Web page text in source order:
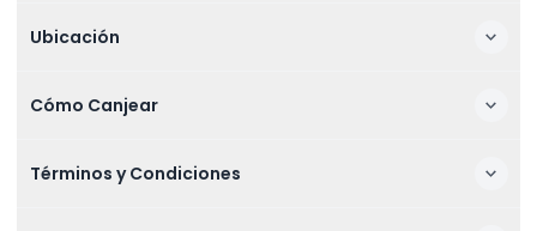
Ubicación
Cómo Canjear
Términos y Condiciones